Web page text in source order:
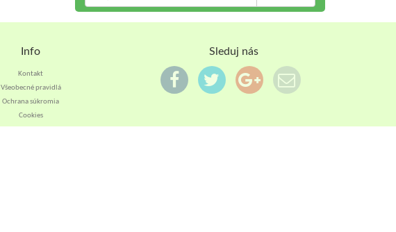
Info
Kontakt
Všeobecné pravidlá
Ochrana súkromia
Cookies
Sleduj nás